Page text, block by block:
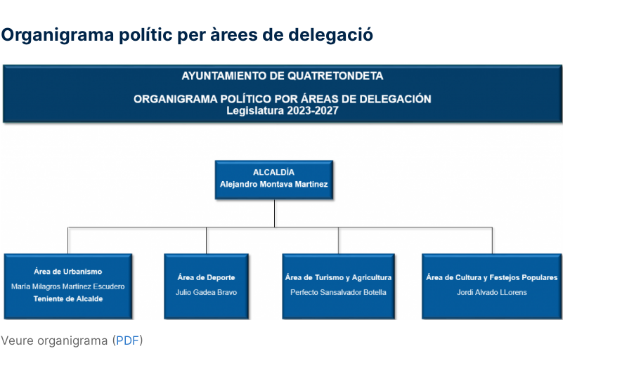
Organigrama polític per àrees de delegació
Veure organigrama (PDF)